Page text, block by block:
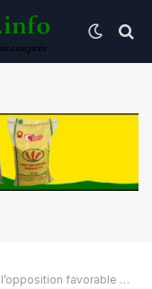
favorable au report du scrutin